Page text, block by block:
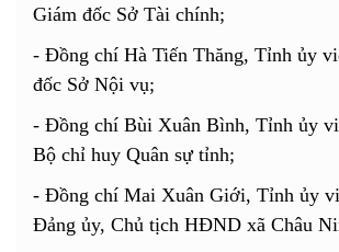
Giám đốc Sở Tài chính;
- Đồng chí Hà Tiến Thăng, Tỉnh ủy
đốc Sở Nội vụ;
- Đồng chí Bùi Xuân Bình, Tỉnh ủy
Bộ chỉ huy Quân sự tỉnh;
- Đồng chí Mai Xuân Giới, Tỉnh ủy
Đảng ủy, Chủ tịch HĐND xã Châu